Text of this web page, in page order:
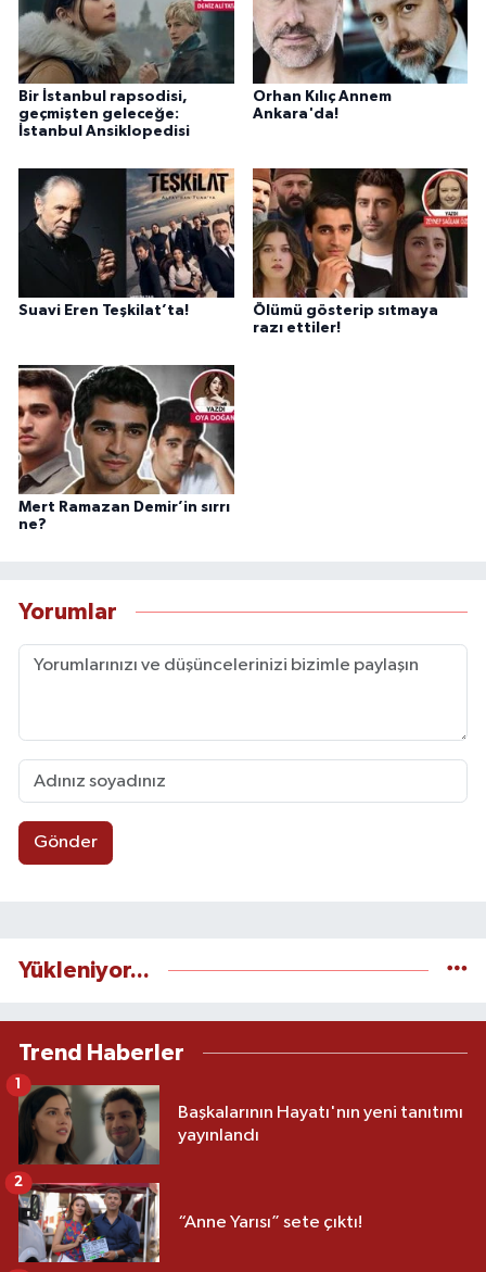
Bir İstanbul rapsodisi,
geçmişten geleceğe:
İstanbul Ansiklopedisi
Orhan Kılıç Annem
Ankara'da!
Suavi Eren Teşkilat’ta!
Ölümü gösterip sıtmaya
razı ettiler!
Mert Ramazan Demir’in sırrı
ne?
Yorumlar
Gönder
Yükleniyor...
Trend Haberler
Başkalarının Hayatı'nın yeni tanıtımı
yayınlandı
1
“Anne Yarısı” sete çıktı!
2